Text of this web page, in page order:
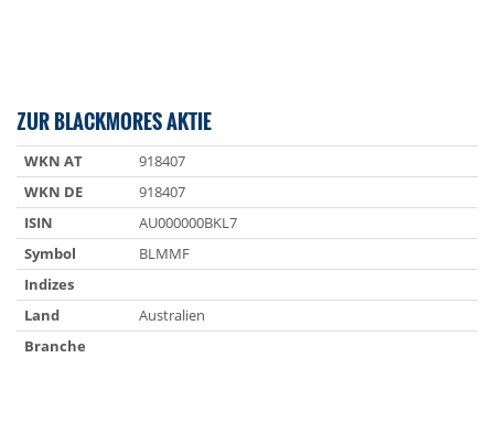
ZUR BLACKMORES AKTIE
WKN AT
918407
WKN DE
918407
ISIN
AU000000BKL7
Symbol
BLMMF
Indizes
Land
Australien
Branche